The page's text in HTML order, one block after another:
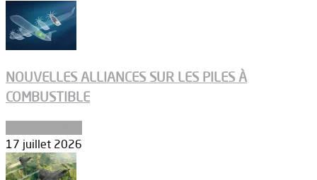
NOUVELLES ALLIANCES SUR LES PILES À
COMBUSTIBLE
17 juillet 2026